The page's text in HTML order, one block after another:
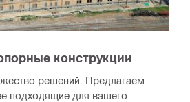
конструкции
решений. Предлагаем
подходящие для вашего